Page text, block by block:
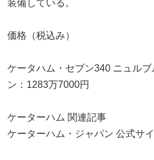
装備している。
価格（税込み）
ケータハム・セブン340 ニュル
ン：1283万7000円
ケーターハム 関連記事
ケーターハム・ジャパン 公式サ